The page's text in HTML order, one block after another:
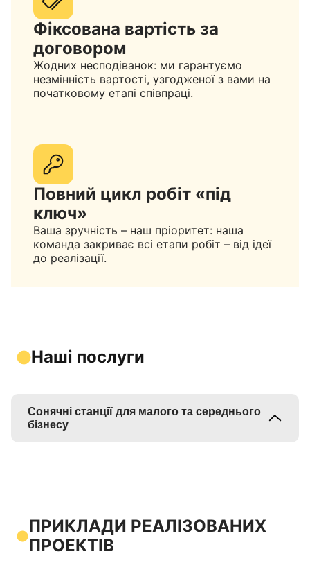
Фіксована вартість за
договором
Жодних несподіванок: ми гарантуємо
незмінність вартості, узгодженої з вами на
початковому етапі співпраці.
Повний цикл робіт «під
ключ»
Ваша зручність – наш пріоритет: наша
команда закриває всі етапи робіт – від ідеї
до реалізації.
Наші послуги
Сонячні станції для малого та середнього
бізнесу
ПРИКЛАДИ РЕАЛІЗОВАНИХ
ПРОЕКТІВ